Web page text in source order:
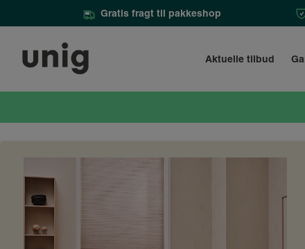
Gratis fragt til pakkeshop
Aktuelle tilbud